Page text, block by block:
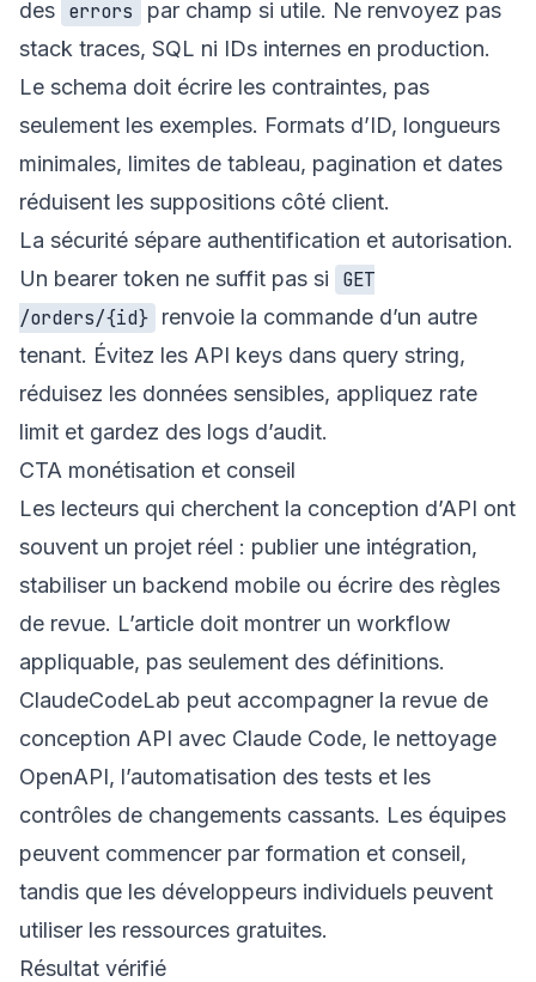
des errors
par champ si utile. Ne renvoyez pas
stack traces, SQL ni IDs internes en production.
Le schema doit écrire les contraintes, pas
seulement les exemples. Formats d’ID, longueurs
minimales, limites de tableau, pagination et dates
réduisent les suppositions côté client.
La sécurité sépare authentification et autorisation.
Un bearer token ne suffit pas si
GET
/orders/{id} renvoie la commande d’un autre
tenant. Évitez les API keys dans query string,
réduisez les données sensibles, appliquez rate
limit et gardez des logs d’audit.
CTA monétisation et conseil
Les lecteurs qui cherchent la conception d’API ont
souvent un projet réel : publier une intégration,
stabiliser un backend mobile ou écrire des règles
de revue. L’article doit montrer un workflow
appliquable, pas seulement des définitions.
ClaudeCodeLab peut accompagner la revue de
conception API avec Claude Code, le nettoyage
OpenAPI, l’automatisation des tests et les
contrôles de changements cassants. Les équipes
peuvent commencer par formation et conseil,
tandis que les développeurs individuels peuvent
utiliser les ressources gratuites.
Résultat vérifié